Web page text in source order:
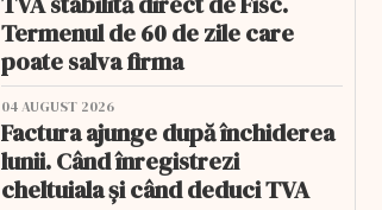
Termenul de 60 de zile care
poate salva firma
04 AUGUST 2026
Factura ajunge după închiderea
lunii. Când înregistrezi
cheltuiala și când deduci TVA